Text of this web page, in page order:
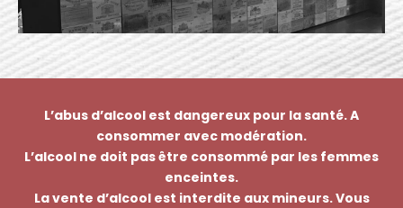
L’abus d’alcool est dangereux pour la santé. A
consommer avec modération.
L’alcool ne doit pas être consommé par les femmes
enceintes.
La vente d’alcool est interdite aux mineurs. Vous